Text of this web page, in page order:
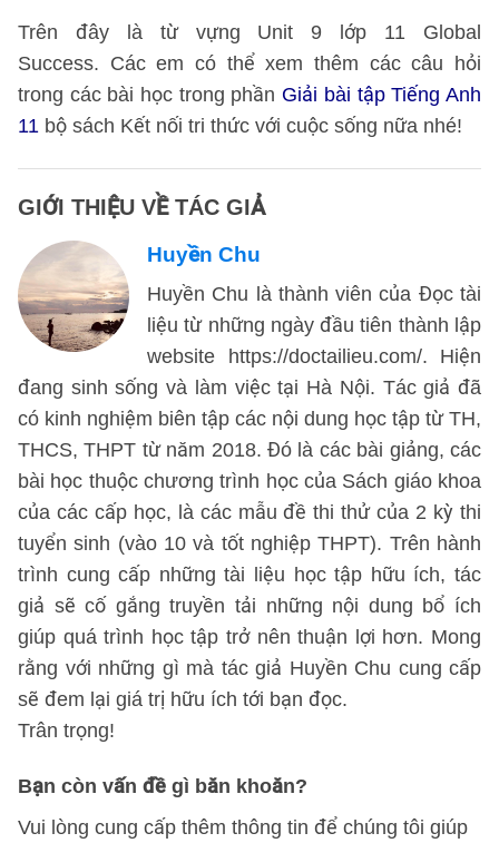
Trên đây là từ vựng Unit 9 lớp 11 Global
Success. Các em có thể xem thêm các câu hỏi
trong các bài học trong phần Giải bài tập Tiếng Anh
11 bộ sách Kết nối tri thức với cuộc sống nữa nhé!
GIỚI THIỆU VỀ TÁC GIẢ
Huyền Chu
Huyền Chu là thành viên của Đọc tài
liệu từ những ngày đầu tiên thành lập
website https://doctailieu.com/. Hiện
đang sinh sống và làm việc tại Hà Nội. Tác giả đã
có kinh nghiệm biên tập các nội dung học tập từ TH,
THCS, THPT từ năm 2018. Đó là các bài giảng, các
bài học thuộc chương trình học của Sách giáo khoa
của các cấp học, là các mẫu đề thi thử của 2 kỳ thi
tuyển sinh (vào 10 và tốt nghiệp THPT). Trên hành
trình cung cấp những tài liệu học tập hữu ích, tác
giả sẽ cố gắng truyền tải những nội dung bổ ích
giúp quá trình học tập trở nên thuận lợi hơn. Mong
rằng với những gì mà tác giả Huyền Chu cung cấp
sẽ đem lại giá trị hữu ích tới bạn đọc.
Trân trọng!
Bạn còn vấn đề gì băn khoăn?
Vui lòng cung cấp thêm thông tin để chúng tôi giúp